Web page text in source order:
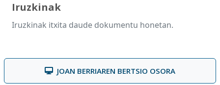
Iruzkinak
Iruzkinak itxita daude dokumentu honetan.
JOAN BERRIAREN BERTSIO OSORA